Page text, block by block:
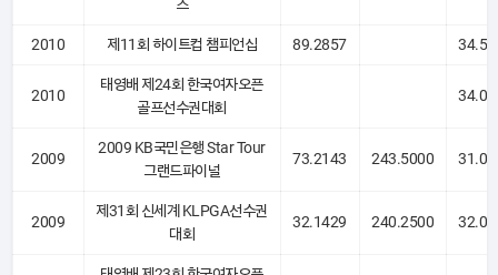
즈
2010 제11회 하이트컵 챔피언십 89.2857
2010
태영배 제24회 한국여자오픈
골프선수권대회
2009
2009 KB국민은행 Star Tour
그랜드파이널
73.2143 243.5000
2009
제31회 신세계 KLPGA선수권
대회
32.1429 240.2500